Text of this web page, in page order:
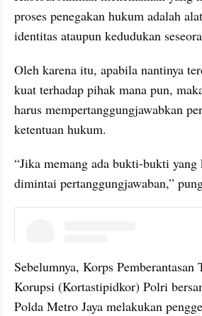
proses penegakan hukum adalah
identitas ataupun kedudukan
Oleh karena itu, apabila nantinya
kuat terhadap pihak mana pun,
harus mempertanggungjawabkan
ketentuan hukum.
“Jika memang ada bukti-bukti yang
dimintai pertanggungjawaban,”
Sebelumnya, Korps Pemberantasan
Korupsi (Kortastipidkor) Polri
Polda Metro Jaya melakukan